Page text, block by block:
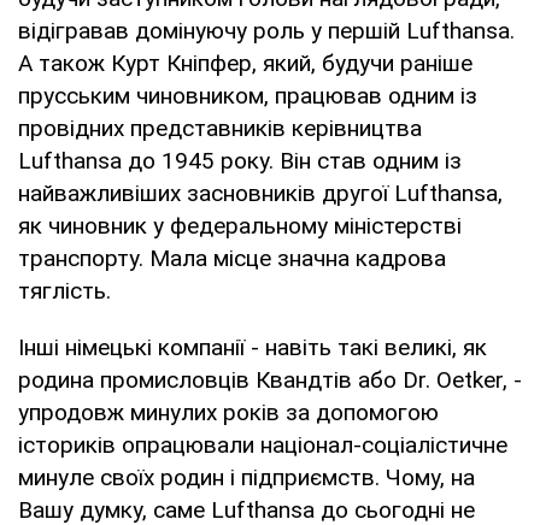
відігравав домінуючу роль у першій Lufthansа.
А також Курт Кніпфер, який, будучи раніше
прусським чиновником, працював одним із
провідних представників керівництва
Lufthansa до 1945 року. Він став одним із
найважливіших засновників другої Lufthansa,
як чиновник у федеральному міністерстві
транспорту. Мала місце значна кадрова
тяглість.
Інші німецькі компанії - навіть такі великі, як
родина промисловців Квандтів або Dr. Oetker, -
упродовж минулих років за допомогою
істориків опрацювали націонал-соціалістичне
минуле своїх родин і підприємств. Чому, на
Вашу думку, саме Lufthansа до сьогодні не